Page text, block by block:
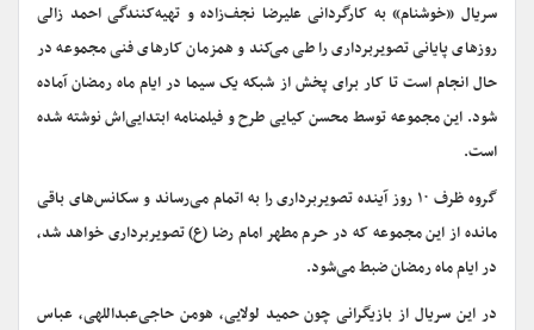
سریال «خوشنام» به کارگردانی علیرضا نجف‌زاده و تهیه‌کنندگی احمد زالی
روزهای پایانی تصویربرداری را طی می‌کند و همزمان کارهای فنی مجموعه در
حال انجام است تا کار برای پخش از شبکه یک سیما در ایام ماه رمضان آماده
شود. این مجموعه توسط محسن کیایی طرح و فیلمنامه ابتدایی‌اش نوشته شده
است.
گروه ظرف ۱۰ روز آینده تصویربرداری را به اتمام می‌رساند و سکانس‌های باقی
مانده از این مجموعه که در حرم مطهر امام رضا (ع) تصویربرداری خواهد شد،
در ایام ماه رمضان ضبط می‌شود.
در این سریال از بازیگرانی چون حمید لولایی، هومن حاجی‌عبداللهی، عباس